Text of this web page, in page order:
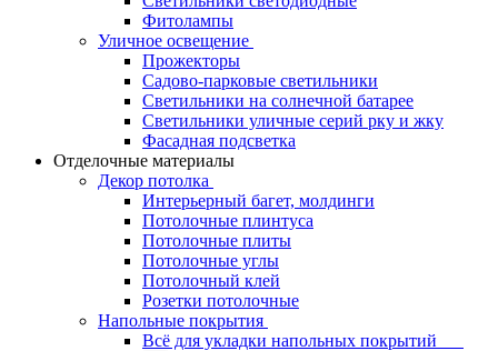
Фитолампы
Уличное освещение
Прожекторы
Садово-парковые светильники
Светильники на солнечной батарее
Светильники уличные серий рку и жку
Фасадная подсветка
Отделочные материалы
Декор потолка
Интерьерный багет, молдинги
Потолочные плинтуса
Потолочные плиты
Потолочные углы
Потолочный клей
Розетки потолочные
Напольные покрытия
Всё для укладки напольных покрытий